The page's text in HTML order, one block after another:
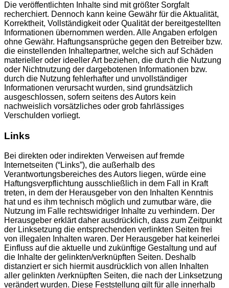
Die veröffentlichten Inhalte sind mit größter Sorgfalt
recherchiert. Dennoch kann keine Gewähr für die Aktualität,
Korrektheit, Vollständigkeit oder Qualität der bereitgestellten
Informationen übernommen werden. Alle Angaben erfolgen
ohne Gewähr. Haftungsansprüche gegen den Betreiber bzw.
die einstellenden Inhaltepartner, welche sich auf Schäden
materieller oder ideeller Art beziehen, die durch die Nutzung
oder Nichtnutzung der dargebotenen Informationen bzw.
durch die Nutzung fehlerhafter und unvollständiger
Informationen verursacht wurden, sind grundsätzlich
ausgeschlossen, sofern seitens des Autors kein
nachweislich vorsätzliches oder grob fahrlässiges
Verschulden vorliegt.
Links
Bei direkten oder indirekten Verweisen auf fremde
Internetseiten (“Links”), die außerhalb des
Verantwortungsbereiches des Autors liegen, würde eine
Haftungsverpflichtung ausschließlich in dem Fall in Kraft
treten, in dem der Herausgeber von den Inhalten Kenntnis
hat und es ihm technisch möglich und zumutbar wäre, die
Nutzung im Falle rechtswidriger Inhalte zu verhindern. Der
Herausgeber erklärt daher ausdrücklich, dass zum Zeitpunkt
der Linksetzung die entsprechenden verlinkten Seiten frei
von illegalen Inhalten waren. Der Herausgeber hat keinerlei
Einfluss auf die aktuelle und zukünftige Gestaltung und auf
die Inhalte der gelinkten/verknüpften Seiten. Deshalb
distanziert er sich hiermit ausdrücklich von allen Inhalten
aller gelinkten /verknüpften Seiten, die nach der Linksetzung
verändert wurden. Diese Feststellung gilt für alle innerhalb